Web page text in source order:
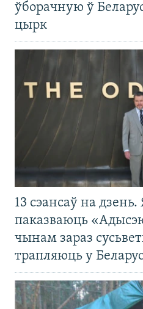
ўборачную ў
цырк
13 сэансаў на
паказваюць
чынам зараз
трапляюць у